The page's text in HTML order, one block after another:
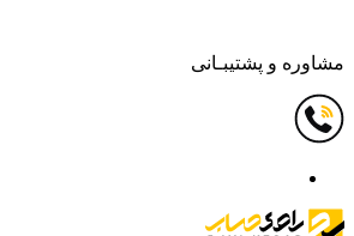
مشاوره و پشتیبـانی